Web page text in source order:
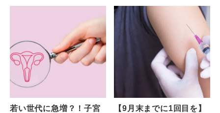
解説
若い世代に急増？！子宮
【9月末までに1回目を】